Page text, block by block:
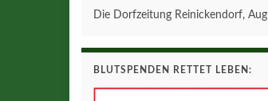
Die Dorfzeitung Reinickendorf,
BLUTSPENDEN RETTET LEBEN: